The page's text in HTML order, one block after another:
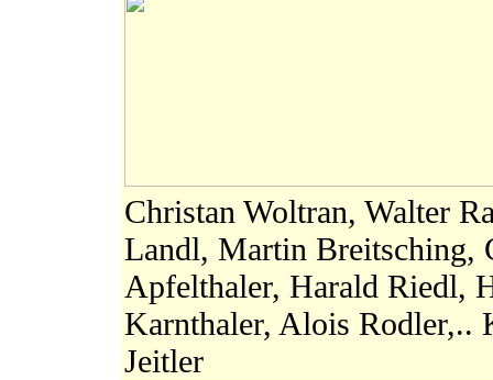
Christan Woltran, Walter
Landl, Martin Breitsching,
Apfelthaler, Harald Riedl,
Karnthaler, Alois Rodler,..
Jeitler